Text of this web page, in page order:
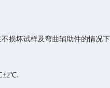
损坏试样及弯曲辅助件的情况下
2℃.